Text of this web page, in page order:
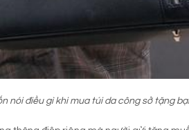
nói điều gì khi mua túi da công sở tặng